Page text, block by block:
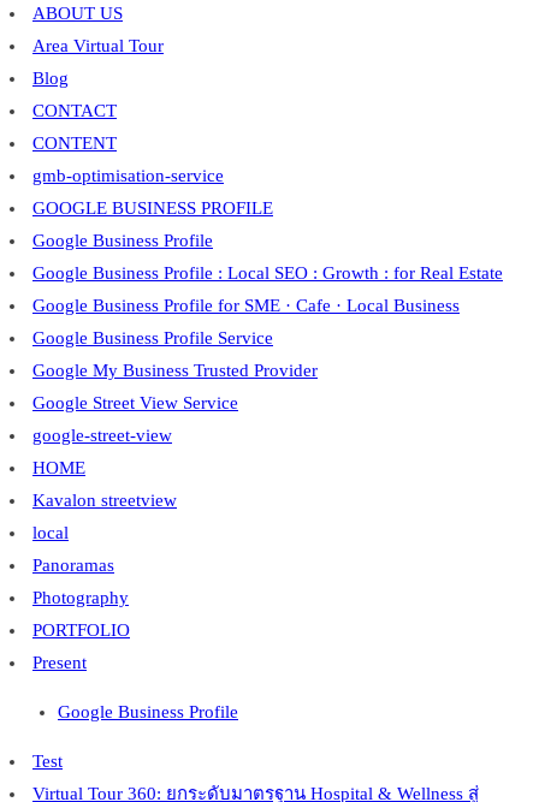
ABOUT US
Area Virtual Tour
Blog
CONTACT
CONTENT
gmb-optimisation-service
GOOGLE BUSINESS PROFILE
Google Business Profile
Google Business Profile : Local SEO : Growth : for Real Estate
Google Business Profile for SME · Cafe · Local Business
Google Business Profile Service
Google My Business Trusted Provider
Google Street View Service
google-street-view
HOME
Kavalon streetview
local
Panoramas
Photography
PORTFOLIO
Present
Google Business Profile
Test
Virtual Tour 360: ยกระดับมาตรฐาน Hospital & Wellness สู่